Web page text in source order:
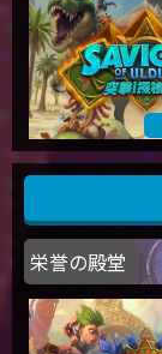
栄誉の殿堂